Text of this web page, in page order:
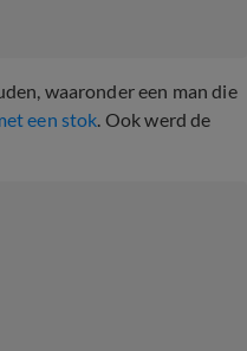
waaronder een man die
een stok. Ook werd de